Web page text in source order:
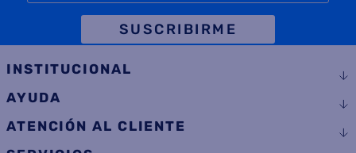
SUSCRIBIRME
INSTITUCIONAL
AYUDA
ATENCIÓN AL CLIENTE